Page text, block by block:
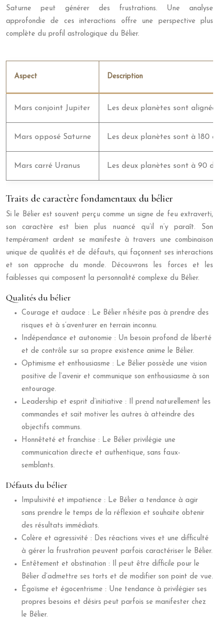
Saturne peut générer des frustrations. Une analyse
approfondie de ces interactions offre une perspective plus
complète du profil astrologique du Bélier.
Aspect Description
Mars conjoint Jupiter Les deux planètes sont
Mars opposé Saturne Les deux planètes sont à 180
Mars carré Uranus Les deux planètes sont à 90
Traits de caractère fondamentaux du bélier
Si le Bélier est souvent perçu comme un signe de feu extraverti,
son caractère est bien plus nuancé qu’il n’y paraît. Son
tempérament ardent se manifeste à travers une combinaison
unique de qualités et de défauts, qui façonnent ses interactions
et son approche du monde. Découvrons les forces et les
faiblesses qui composent la personnalité complexe du Bélier.
Qualités du bélier
Courage et audace : Le Bélier n’hésite pas à prendre des
risques et à s’aventurer en terrain inconnu.
Indépendance et autonomie : Un besoin profond de liberté
et de contrôle sur sa propre existence anime le Bélier.
Optimisme et enthousiasme : Le Bélier possède une vision
positive de l’avenir et communique son enthousiasme à son
entourage.
Leadership et esprit d’initiative : Il prend naturellement les
commandes et sait motiver les autres à atteindre des
objectifs communs.
Honnêteté et franchise : Le Bélier privilégie une
communication directe et authentique, sans faux-
semblants.
Défauts du bélier
Impulsivité et impatience : Le Bélier a tendance à agir
sans prendre le temps de la réflexion et souhaite obtenir
des résultats immédiats.
Colère et agressivité : Des réactions vives et une difficulté
à gérer la frustration peuvent parfois caractériser le Bélier.
Entêtement et obstination : Il peut être difficile pour le
Bélier d’admettre ses torts et de modifier son point de vue.
Égoïsme et égocentrisme : Une tendance à privilégier ses
propres besoins et désirs peut parfois se manifester chez
le Bélier.